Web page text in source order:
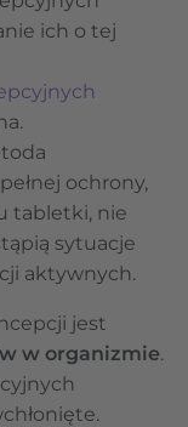
ich o tej
ochrony,
tabletki, nie
sytuacje
aktywnych.
jest
w organizmie.